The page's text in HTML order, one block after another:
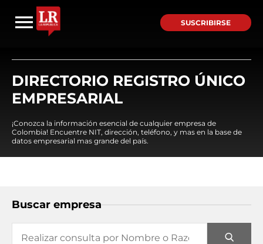
SUSCRIBIRSE
DIRECTORIO REGISTRO ÚNICO
EMPRESARIAL
¡Conozca la información esencial de cualquier empresa de
Colombia! Encuentre NIT, dirección, teléfono, y mas en la base de
datos empresarial mas grande del país.
Buscar empresa